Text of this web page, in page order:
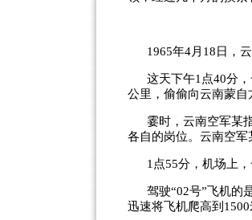
1965年4月 18 日，
这天下午1 点40分
公里，偷偷向云南蒙自
霎时，云南空军某
各自的岗位。云南空军
1 点55分，机场上
驾驶“02号”飞机的
迅速将飞机爬高到 1500